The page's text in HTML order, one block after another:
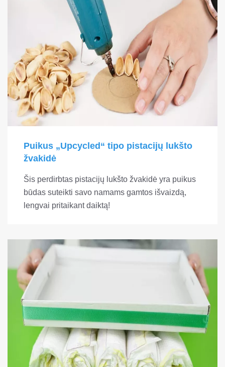
Puikus „Upcycled“ tipo pistacijų lukšto
žvakidė
Šis perdirbtas pistacijų lukšto žvakidė yra puikus
būdas suteikti savo namams gamtos išvaizdą,
lengvai pritaikant daiktą!